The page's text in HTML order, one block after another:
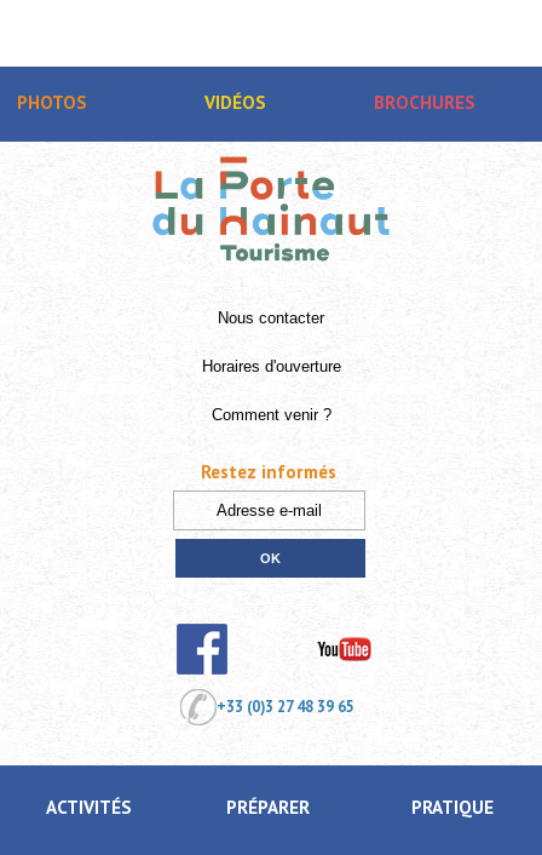
PHOTOS VIDÉOS BROCHURES
Nous contacter
Horaires d'ouverture
Comment venir ?
+33 (0)3 27 48 39 65
ACTIVITÉS PRÉPARER PRATIQUE
Restez informés